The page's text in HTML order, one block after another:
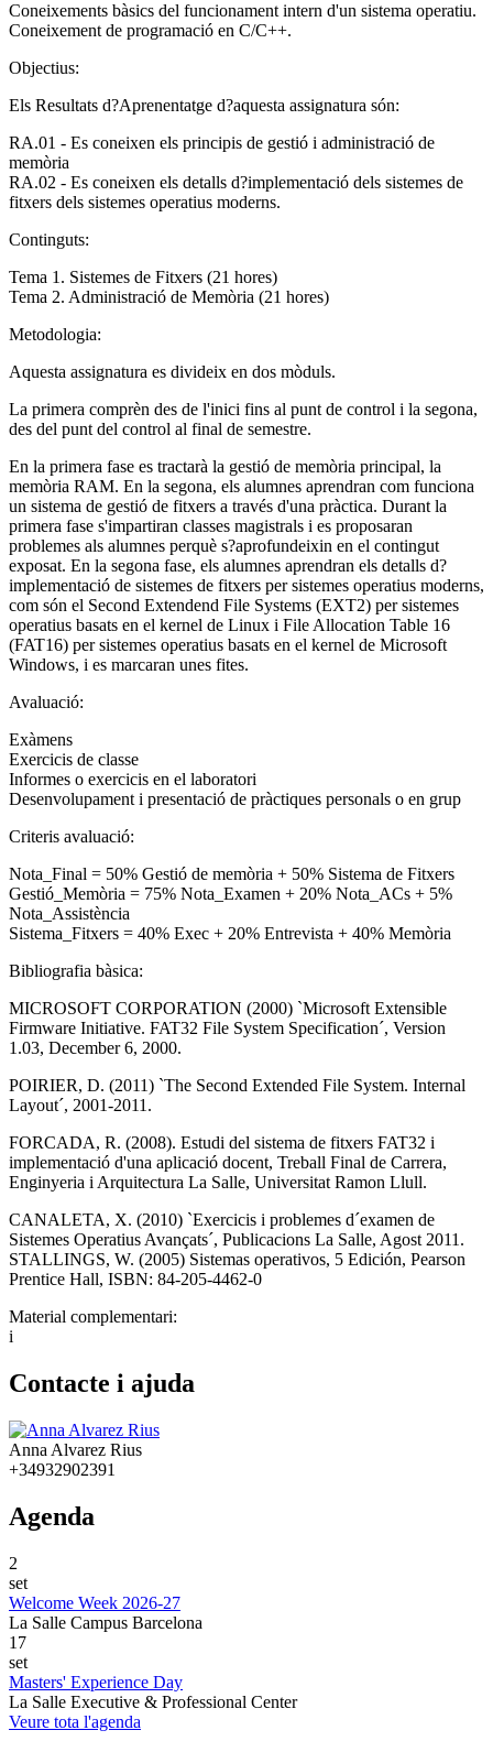
Coneixements bàsics del funcionament intern d'un sistema operatiu.
Coneixement de programació en C/C++.
Objectius:
Els Resultats d?Aprenentatge d?aquesta assignatura són:
RA.01 - Es coneixen els principis de gestió i administració de
memòria
RA.02 - Es coneixen els detalls d?implementació dels sistemes de
fitxers dels sistemes operatius moderns.
Continguts:
Tema 1. Sistemes de Fitxers (21 hores)
Tema 2. Administració de Memòria (21 hores)
Metodologia:
Aquesta assignatura es divideix en dos mòduls.
La primera comprèn des de l'inici fins al punt de control i la segona,
des del punt del control al final de semestre.
En la primera fase es tractarà la gestió de memòria principal, la
memòria RAM. En la segona, els alumnes aprendran com funciona
un sistema de gestió de fitxers a través d'una pràctica. Durant la
primera fase s'impartiran classes magistrals i es proposaran
problemes als alumnes perquè s?aprofundeixin en el contingut
exposat. En la segona fase, els alumnes aprendran els detalls d?
implementació de sistemes de fitxers per sistemes operatius moderns,
com són el Second Extendend File Systems (EXT2) per sistemes
operatius basats en el kernel de Linux i File Allocation Table 16
(FAT16) per sistemes operatius basats en el kernel de Microsoft
Windows, i es marcaran unes fites.
Avaluació:
Exàmens
Exercicis de classe
Informes o exercicis en el laboratori
Desenvolupament i presentació de pràctiques personals o en grup
Criteris avaluació:
Nota_Final = 50% Gestió de memòria + 50% Sistema de Fitxers
Gestió_Memòria = 75% Nota_Examen + 20% Nota_ACs + 5%
Nota_Assistència
Sistema_Fitxers = 40% Exec + 20% Entrevista + 40% Memòria
Bibliografia bàsica:
MICROSOFT CORPORATION (2000) `Microsoft Extensible
Firmware Initiative. FAT32 File System Specification´, Version
1.03, December 6, 2000.
POIRIER, D. (2011) `The Second Extended File System. Internal
Layout´, 2001-2011.
FORCADA, R. (2008). Estudi del sistema de fitxers FAT32 i
implementació d'una aplicació docent, Treball Final de Carrera,
Enginyeria i Arquitectura La Salle, Universitat Ramon Llull.
CANALETA, X. (2010) `Exercicis i problemes d´examen de
Sistemes Operatius Avançats´, Publicacions La Salle, Agost 2011.
STALLINGS, W. (2005) Sistemas operativos, 5 Edición, Pearson
Prentice Hall, ISBN: 84-205-4462-0
Material complementari:
i
Contacte i ajuda
Anna Alvarez Rius
+34932902391
Agenda
2
set
Welcome Week 2026-27
La Salle Campus Barcelona
17
set
Masters' Experience Day
La Salle Executive & Professional Center
Veure tota l'agenda